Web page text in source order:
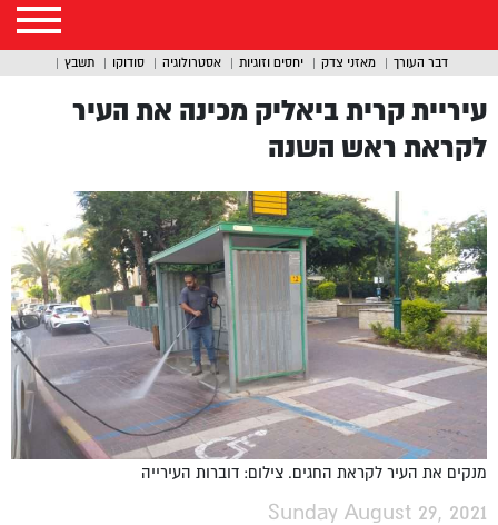
דבר העורך מאזני צדק יחסים וזוגיות אסטרולוגיה סודוקו תשבץ
עיריית קרית ביאליק מכינה את העיר
לקראת ראש השנה
מנקים את העיר לקראת החגים. צילום: דוברות העירייה
Sunday August 29, 2021